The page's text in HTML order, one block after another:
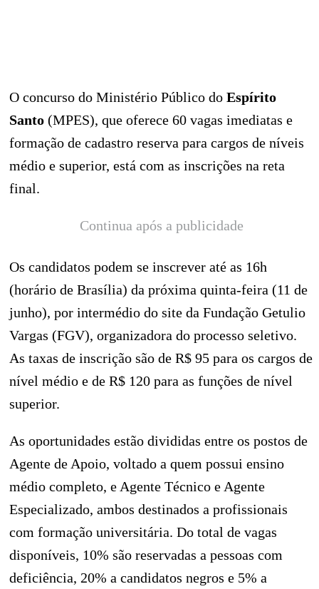
O concurso do Ministério Público do Espírito
Santo (MPES), que oferece 60 vagas imediatas e
formação de cadastro reserva para cargos de níveis
médio e superior, está com as inscrições na reta
final.
Continua após a publicidade
Os candidatos podem se inscrever até as 16h
(horário de Brasília) da próxima quinta-feira (11 de
junho), por intermédio do site da Fundação Getulio
Vargas (FGV), organizadora do processo seletivo.
As taxas de inscrição são de R$ 95 para os cargos de
nível médio e de R$ 120 para as funções de nível
superior.
As oportunidades estão divididas entre os postos de
Agente de Apoio, voltado a quem possui ensino
médio completo, e Agente Técnico e Agente
Especializado, ambos destinados a profissionais
com formação universitária. Do total de vagas
disponíveis, 10% são reservadas a pessoas com
deficiência, 20% a candidatos negros e 5% a